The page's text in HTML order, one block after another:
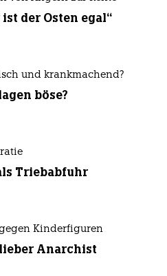
der Osten egal“
und krankmachend?
böse?
Triebabfuhr
Kinderfiguren
Anarchist